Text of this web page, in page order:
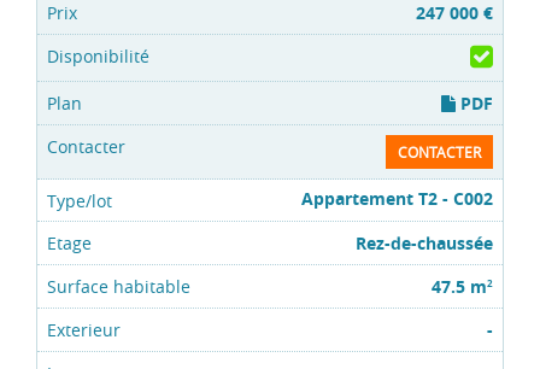
247 000 €
PDF
CONTACTER
Appartement T2 - C002
Rez-de-chaussée
47.5 m2
-